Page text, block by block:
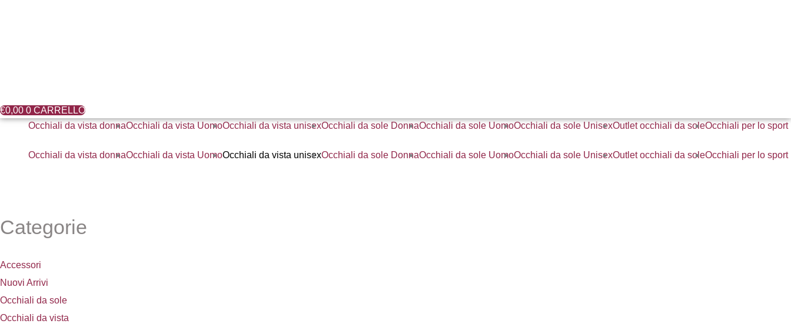
€0,00 0 CARRELLO
Occhiali da vista donnaOcchiali da vista UomoOcchiali da vista unisexOcchiali da sole DonnaOcchiali da sole UomoOcchiali da sole UnisexOutlet occhiali da soleOcchiali per lo sport
Occhiali da vista donnaOcchiali da vista UomoOcchiali da vista unisexOcchiali da sole DonnaOcchiali da sole UomoOcchiali da sole UnisexOutlet occhiali da soleOcchiali per lo sport
Categorie
Accessori
Nuovi Arrivi
Occhiali da sole
Occhiali da vista